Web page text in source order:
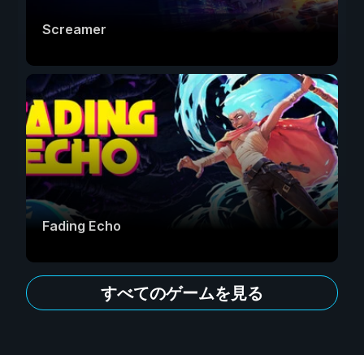
Screamer
Fading Echo
すべてのゲームを見る